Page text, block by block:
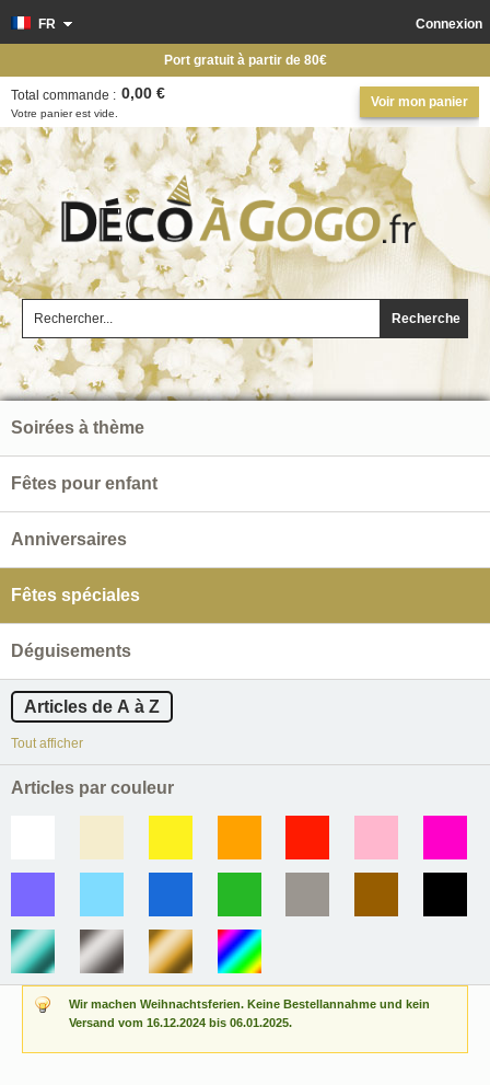
Recherche
Connexion
FR
Voir mon panier
Votre panier est vide.
Total commande : 0,00 €
Port gratuit à partir de 80€
Wir machen Weihnachtsferien. Keine Bestellannahme und kein
Versand vom 16.12.2024 bis 06.01.2025.
Soirées à thème
Fêtes pour enfant
Anniversaires
Fêtes spéciales
Déguisements
Articles de A à Z
Tout afficher
Articles par couleur